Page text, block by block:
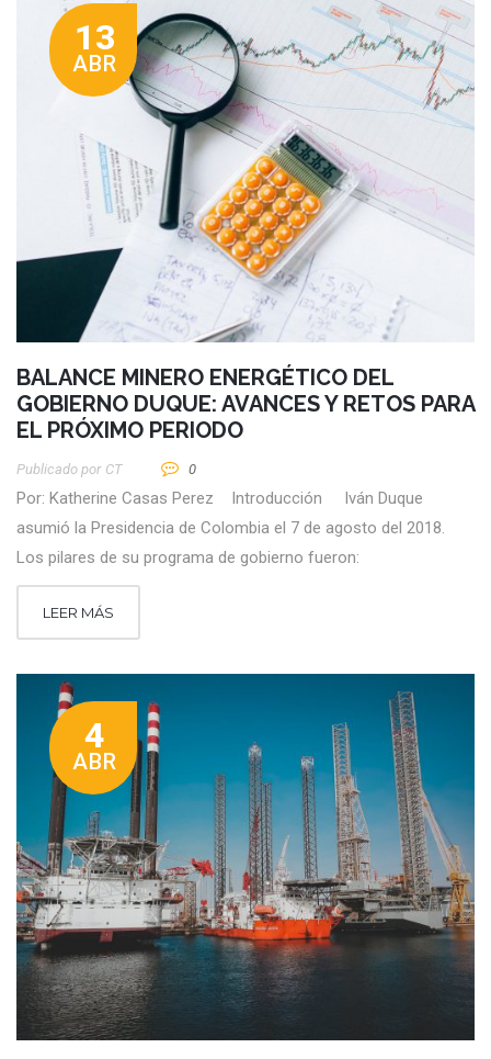
13
ABR
BALANCE MINERO ENERGÉTICO DEL
GOBIERNO DUQUE: AVANCES Y RETOS PARA
EL PRÓXIMO PERIODO
Publicado por CT 0
Por: Katherine Casas Perez Introducción Iván Duque
asumió la Presidencia de Colombia el 7 de agosto del 2018.
Los pilares de su programa de gobierno fueron:
LEER MÁS
4
ABR